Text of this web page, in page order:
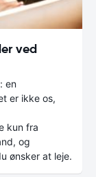
ved
en
er ikke os,
kun fra
og
ønsker at leje.